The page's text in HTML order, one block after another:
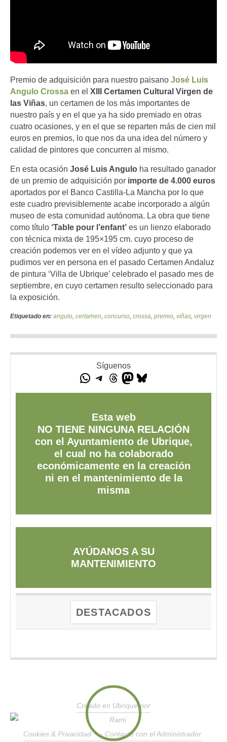
Premio de adquisición para nuestro paisano José Luis
Angulo Crossa en el XIII Certamen Cultural Virgen de
las Viñas, un certamen de los más importantes de
nuestro país y en el que ya ha sido premiado en otras
cuatro ocasiones, y en el que se reparten más de cien mil
euros en premios, lo que nos da una idea del número y
calidad de pintores que concurren al mismo.
En esta ocasión José Luis Angulo ha resultado ganador
de un premio de adquisición por importe de 4.000 euros
aportados por el Banco Castilla-La Mancha por lo que
este cuadro previsiblemente acabe incorporado a algún
museo de esta comunidad autónoma. La obra que tiene
como título ‘Table pour l’enfant’ es un lienzo elaborado
con técnica mixta de 195×195 cm. cuyo proceso de
creación podemos ver en el vídeo adjunto y que ya
pudimos ver en persona en el pasado Certamen Andaluz
de pintura ‘Villa de Ubrique’ celebrado el pasado mes de
septiembre, en cuyo certamen resulto seleccionado para
la exposición.
Etiquetado en: angulo, certamen, concurso, crossa, premio, viñas, virgen
Síguenos
Esta web
NO TIENE NINGUNA RELACIÓN
con el Ayuntamiento de Ubrique,
el cual no ha colaborado
económicamente en la creación
ni en el mantenimiento de la
misma
AYÚDANOS A SU
MANTENIMIENTO
DESTACADOS
Creado en Ubrique por
Cookies & Privacidad — Contacte con el Administrador